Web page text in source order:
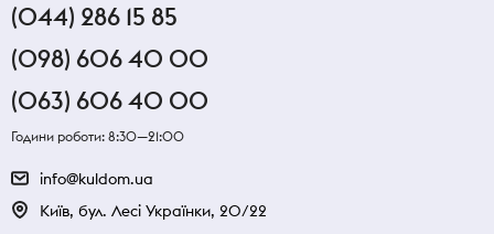
(044) 286 15 85
(098) 606 40 00
(063) 606 40 00
Години роботи: 8:30—21:00
info@kuldom.ua
Київ, бул. Лесі Українки, 20/22